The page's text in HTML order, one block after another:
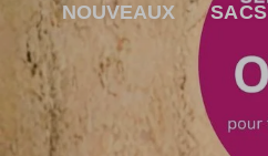
NOUVEAUX SACS